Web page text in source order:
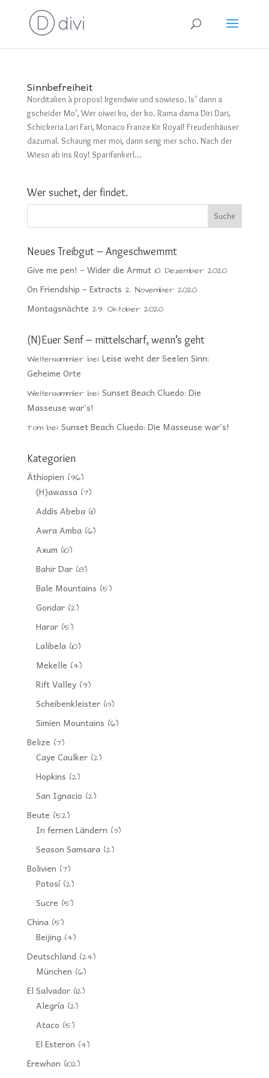
Sinnbefreiheit
Norditalien à propos! Irgendwie und sowieso. Is’ dann a
gscheider Mo’, Wer oiwei ko, der ko. Rama dama Diri Dari,
Schickeria Lari Fari, Monaco Franze Kir Royal! Freudenhäuser
dazumal. Schaung mer moi, dann seng mer scho. Nach der
Wiesn ab ins Roy! Sparifankerl...
Wer suchet, der findet.
Neues Treibgut – Angeschwemmt
Give me pen! – Wider die Armut 10. Dezember 2020
On Friendship – Extracts 2. November 2020
Montagsnächte 29. Oktober 2020
(N)Euer Senf – mittelscharf, wenn’s geht
Weltensammlerbei Leise weht der Seelen Sinn:
Geheime Orte
Weltensammlerbei Sunset Beach Cluedo: Die
Masseuse war’s!
Tombei Sunset Beach Cluedo: Die Masseuse war’s!
Kategorien
Äthiopien (96)
(H)awassa(7)
Addis Abeba(11)
Awra Amba(6)
Axum (10)
Bahir Dar(8)
Bale Mountains (5)
Gondar(2)
Harar(5)
Lalibela(10)
Mekelle (4)
Rift Valley(9)
Scheibenkleister(13)
Simien Mountains (6)
Belize (7)
Caye Caulker(2)
Hopkins (2)
San Ignacio (2)
Beute (52)
In fernen Ländern (3)
Season Samsara(2)
Bolivien (7)
Potosí(2)
Sucre (5)
China(5)
Beijing (4)
Deutschland(24)
München (6)
El Salvador(12)
Alegría(2)
Ataco (5)
El Esteron (4)
Erewhon (102)